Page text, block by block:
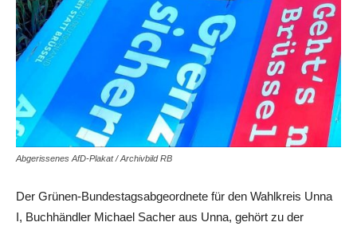
Abgerissenes AfD-Plakat / Archivbild RB
Der Grünen-Bundestagsabgeordnete für den Wahlkreis Unna
I, Buchhändler Michael Sacher aus Unna, gehört zu der